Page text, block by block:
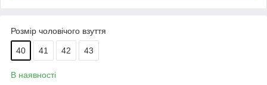
Розмір чоловічого взуття
40 41 42 43
В наявності